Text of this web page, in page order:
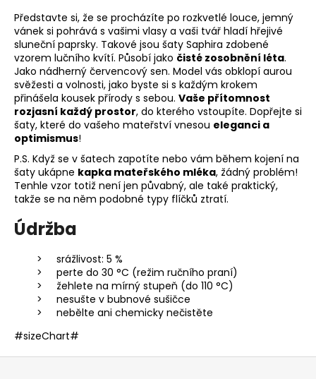
Představte si, že se procházíte po rozkvetlé louce, jemný
vánek si pohrává s vašimi vlasy a vaši tvář hladí hřejivé
sluneční paprsky. Takové jsou šaty Saphira zdobené
vzorem lučního kvítí. Působí jako čisté zosobnění léta.
Jako nádherný červencový sen. Model vás obklopí aurou
svěžesti a volnosti, jako byste si s každým krokem
přinášela kousek přírody s sebou. Vaše přítomnost
rozjasní každý prostor, do kterého vstoupíte. Dopřejte si
šaty, které do vašeho mateřství vnesou eleganci a
optimismus!
P.S. Když se v šatech zapotíte nebo vám během kojení na
šaty ukápne kapka mateřského mléka, žádný problém!
Tenhle vzor totiž není jen půvabný, ale také praktický,
takže se na něm podobné typy flíčků ztratí.
Údržba
srážlivost: 5 %
perte do 30 °C (režim ručního praní)
žehlete na mírný stupeň (do 110 °C)
nesušte v bubnové sušičce
nebělte ani chemicky nečistěte
#sizeChart#
Z